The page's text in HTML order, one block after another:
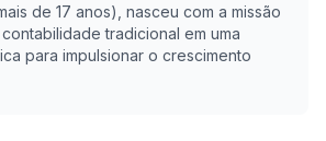
de 17 anos), nasceu com a missão
tradicional em uma
para impulsionar o crescimento